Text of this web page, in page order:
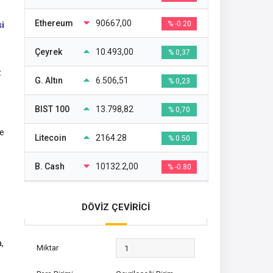
Ethereum 90667,00 % -0.20
Çeyrek 10.493,00 % 0,37
G. Altın 6.506,51 % 0,23
BIST 100 13.798,82 % 0,70
Litecoin 2164.28 % 0.50
B. Cash 10132.2,00 % -0.80
DÖVİZ ÇEVİRİCİ
Miktar